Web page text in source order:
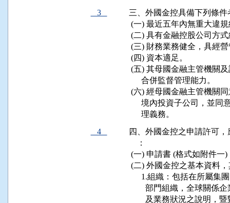
3
三、外國金控具備下列條
(一) 最近五年內無重大違
(二) 具有金融控股公司方
(三) 財務業務健全，具經
(四) 資本適足。
(五) 其母國金融主管機關
      合併監督管理能力。
(六) 經母國金融主管機關
境內投資子公司，並
      理義務。
4
四、外國金控之申請許可
    ：
(一) 申請書 (格式如附件一)
(二) 外國金控之基本資料
1.組織：包括在所屬
部門組織，全球關
及業務狀況之說明